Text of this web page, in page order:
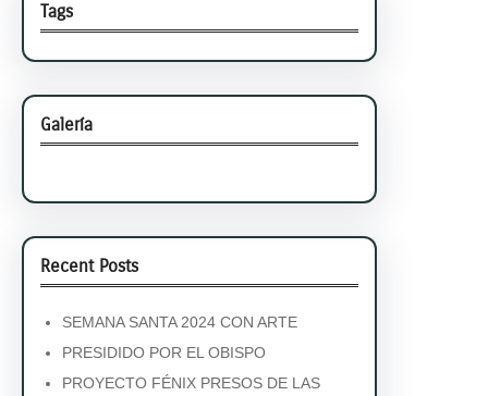
Tags
Galería
Recent Posts
SEMANA SANTA 2024 CON ARTE
PRESIDIDO POR EL OBISPO
PROYECTO FÉNIX PRESOS DE LAS